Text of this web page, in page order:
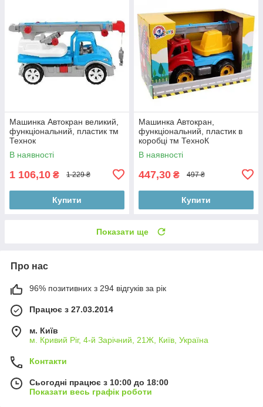
Машинка Автокран великий,
функціональний, пластик тм
Технок
В наявності
1 106,10 ₴ 1 229 ₴
Купити
Машинка Автокран,
функціональний, пластик в
коробці тм ТехноК
В наявності
447,30 ₴ 497 ₴
Купити
Показати ще
Про нас
96% позитивних з 294 відгуків за рік
Працює з 27.03.2014
м. Київ
м. Кривий Ріг, 4-й Зарічний, 21Ж, Київ, Україна
Контакти
Сьогодні працює з 10:00 до 18:00
Показати весь графік роботи